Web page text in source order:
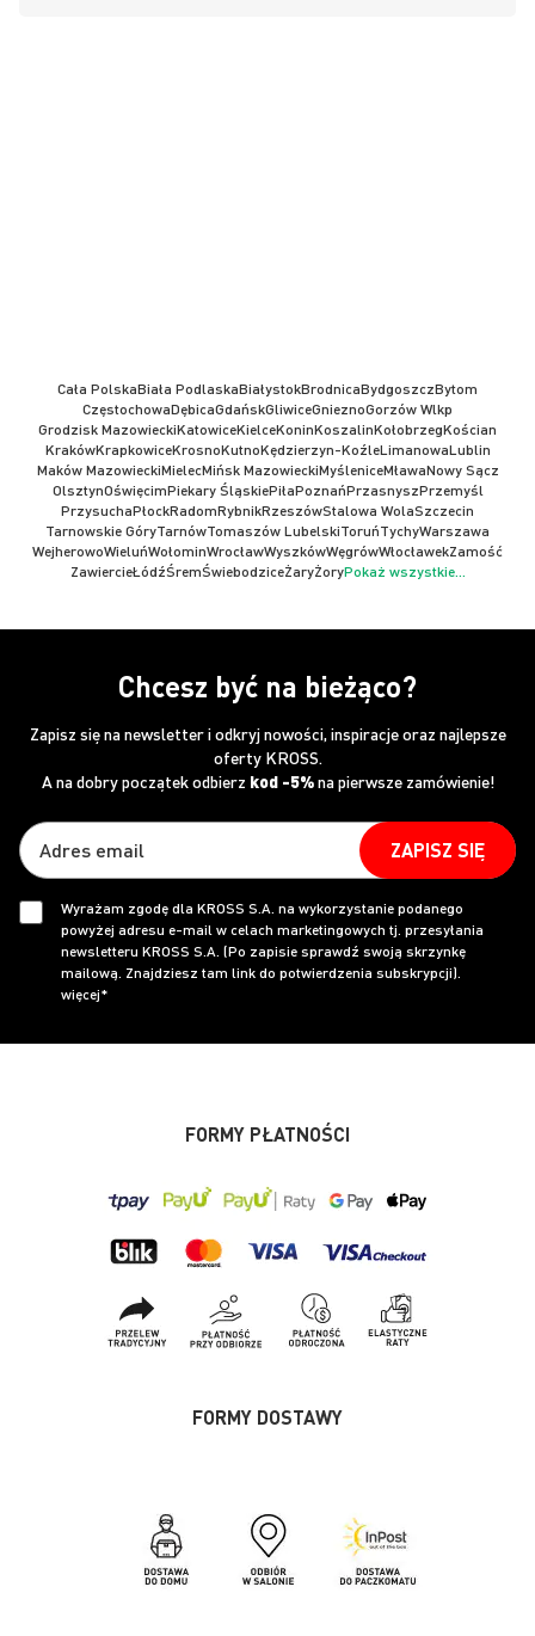
Cała PolskaBiała PodlaskaBiałystokBrodnicaBydgoszczBytom
CzęstochowaDębicaGdańskGliwiceGnieznoGorzów Wlkp
Grodzisk MazowieckiKatowiceKielceKoninKoszalinKołobrzegKościan
KrakówKrapkowiceKrosnoKutnoKędzierzyn-KoźleLimanowaLublin
Maków MazowieckiMielecMińsk MazowieckiMyśleniceMławaNowy Sącz
OlsztynOświęcimPiekary ŚląskiePiłaPoznańPrzasnyszPrzemyśl
PrzysuchaPłockRadomRybnikRzeszówStalowa WolaSzczecin
Tarnowskie GóryTarnówTomaszów LubelskiToruńTychyWarszawa
WejherowoWieluńWołominWrocławWyszkówWęgrówWłocławekZamość
ZawiercieŁódźŚremŚwiebodziceŻaryŻoryPokaż wszystkie...
Chcesz być na bieżąco?
Zapisz się na newsletter i odkryj nowości, inspiracje oraz najlepsze
oferty KROSS.
A na dobry początek odbierz kod -5%na pierwsze zamówienie!
ZAPISZ SIĘ
Wyrażam zgodę dla KROSS S.A. na wykorzystanie podanego
powyżej adresu e-mail w celach marketingowych tj. przesyłania
newsletteru KROSS S.A. (Po zapisie sprawdź swoją skrzynkę
mailową. Znajdziesz tam link do potwierdzenia subskrypcji).
więcej*
FORMY PŁATNOŚCI
FORMY DOSTAWY